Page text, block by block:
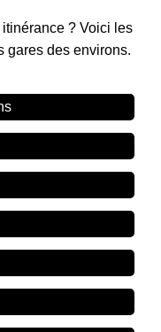
? Voici les
gares des environs.